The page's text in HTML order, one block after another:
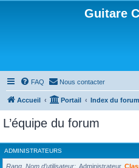
Guitare
FAQ Nous contacter
Accueil Portail Index du forum
L’équipe du forum
ADMINISTRATEURS
Rang, Nom d’utilisateur Administrateur